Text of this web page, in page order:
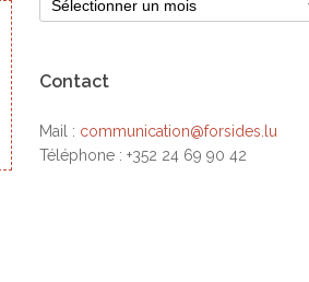
Contact
Mail : communication@forsides.lu
Téléphone : +352 24 69 90 42